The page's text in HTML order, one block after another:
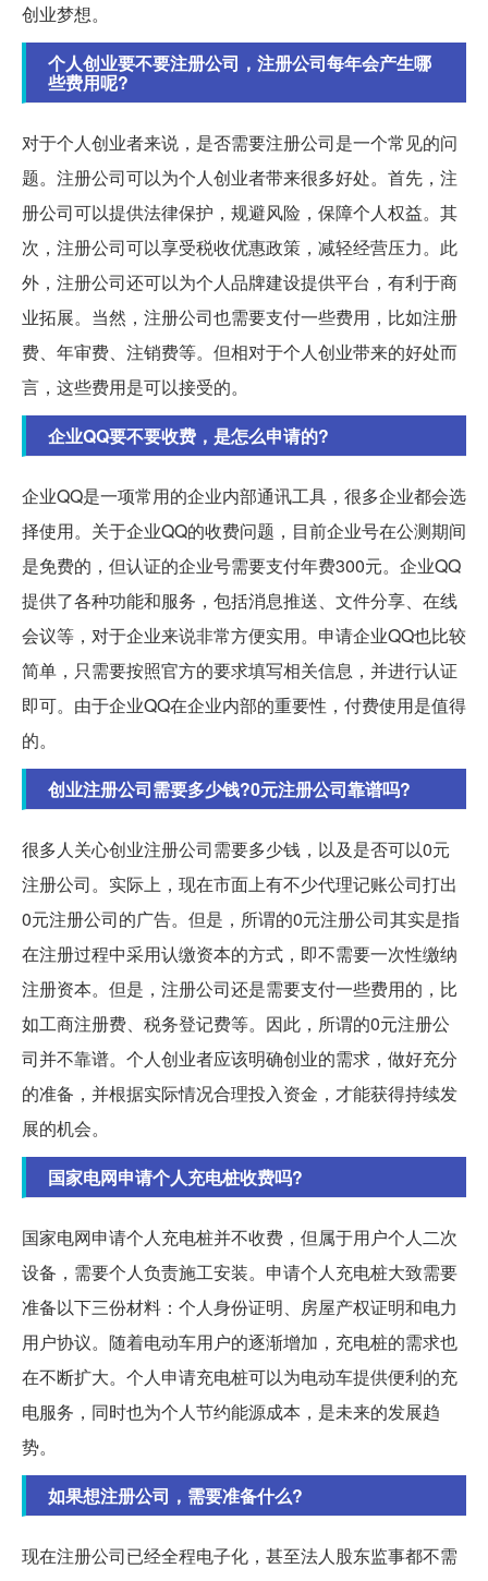
创业梦想。
个人创业要不要注册公司，注册公司每年会产生哪
些费用呢?
对于个人创业者来说，是否需要注册公司是一个常见的问
题。注册公司可以为个人创业者带来很多好处。首先，注
册公司可以提供法律保护，规避风险，保障个人权益。其
次，注册公司可以享受税收优惠政策，减轻经营压力。此
外，注册公司还可以为个人品牌建设提供平台，有利于商
业拓展。当然，注册公司也需要支付一些费用，比如注册
费、年审费、注销费等。但相对于个人创业带来的好处而
言，这些费用是可以接受的。
企业QQ要不要收费，是怎么申请的?
企业QQ是一项常用的企业内部通讯工具，很多企业都会选
择使用。关于企业QQ的收费问题，目前企业号在公测期间
是免费的，但认证的企业号需要支付年费300元。企业QQ
提供了各种功能和服务，包括消息推送、文件分享、在线
会议等，对于企业来说非常方便实用。申请企业QQ也比较
简单，只需要按照官方的要求填写相关信息，并进行认证
即可。由于企业QQ在企业内部的重要性，付费使用是值得
的。
创业注册公司需要多少钱?0元注册公司靠谱吗?
很多人关心创业注册公司需要多少钱，以及是否可以0元
注册公司。实际上，现在市面上有不少代理记账公司打出
0元注册公司的广告。但是，所谓的0元注册公司其实是指
在注册过程中采用认缴资本的方式，即不需要一次性缴纳
注册资本。但是，注册公司还是需要支付一些费用的，比
如工商注册费、税务登记费等。因此，所谓的0元注册公
司并不靠谱。个人创业者应该明确创业的需求，做好充分
的准备，并根据实际情况合理投入资金，才能获得持续发
展的机会。
国家电网申请个人充电桩收费吗?
国家电网申请个人充电桩并不收费，但属于用户个人二次
设备，需要个人负责施工安装。申请个人充电桩大致需要
准备以下三份材料：个人身份证明、房屋产权证明和电力
用户协议。随着电动车用户的逐渐增加，充电桩的需求也
在不断扩大。个人申请充电桩可以为电动车提供便利的充
电服务，同时也为个人节约能源成本，是未来的发展趋
势。
如果想注册公司，需要准备什么?
现在注册公司已经全程电子化，甚至法人股东监事都不需